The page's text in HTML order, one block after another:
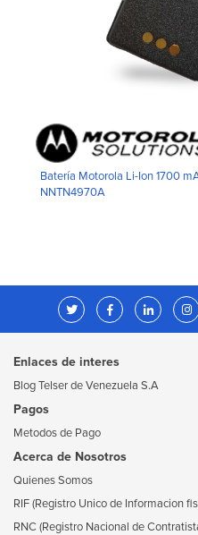
Batería Motorola Li-Ion 1700
NNTN4970A
Enlaces de interes
Blog Telser de Venezuela S.A
Pagos
Metodos de Pago
Acerca de Nosotros
Quienes Somos
RIF (Registro Unico de Informacion
RNC (Registro Nacional de